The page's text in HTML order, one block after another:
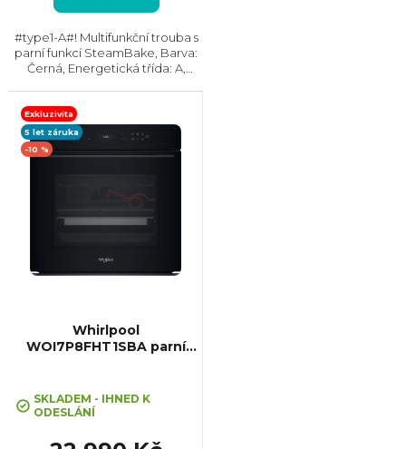
#type1-A#! Multifunkční trouba s
parní funkcí SteamBake, Barva:
Černá, Energetická třída: A,
2750 W, Gril , Rozměry (VxŠxH):...
Exkluzivita
5 let záruka
-10 %
Whirlpool
WOI7P8FHT1SBA parní
SKLADEM - IHNED K
ODESLÁNÍ